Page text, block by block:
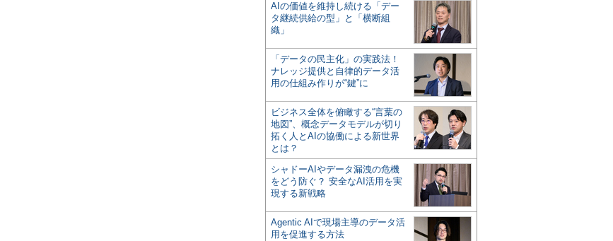
AIの価値を維持し続ける「デー
タ継続供給の型」と「横断組
織」
「データの民主化」の実践法！
ナレッジ提供と自律的データ活
用の仕組み作りが“鍵”に
ビジネス全体を俯瞰する“言葉の
地図”、概念データモデルが切り
拓く人とAIの協働による新世界
とは？
シャドーAIやデータ漏洩の危機
をどう防ぐ？ 安全なAI活用を実
現する新戦略
Agentic AIで現場主導のデータ活
用を促進する方法